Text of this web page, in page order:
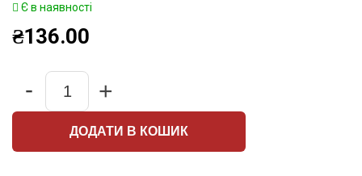
Є в наявності
₴136.00
Quantity
- +
ДОДАТИ В КОШИК